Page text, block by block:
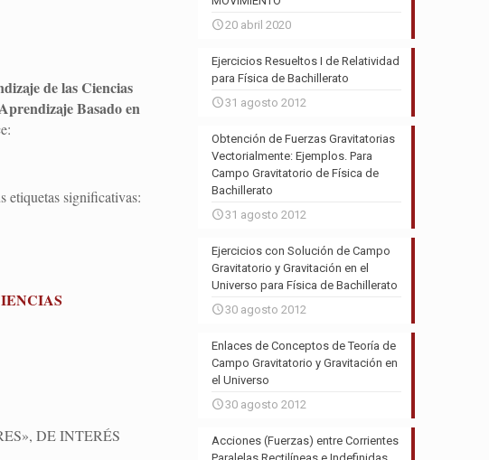
de las Ciencias
Basado en
etiquetas significativas:
DE INTERÉS
20 abril 2020
Ejercicios Resueltos I de Relatividad
para Física de Bachillerato
31 agosto 2012
Obtención de Fuerzas Gravitatorias
Vectorialmente: Ejemplos. Para
Campo Gravitatorio de Física de
Bachillerato
31 agosto 2012
Ejercicios con Solución de Campo
Gravitatorio y Gravitación en el
Universo para Física de Bachillerato
30 agosto 2012
Enlaces de Conceptos de Teoría de
Campo Gravitatorio y Gravitación en
el Universo
30 agosto 2012
Acciones (Fuerzas) entre Corrientes